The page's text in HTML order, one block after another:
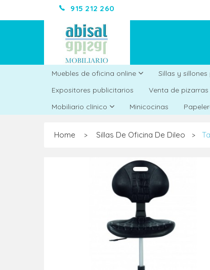
915 212 260
Muebles de oficina online Sillas y
Expositores publicitarios
Venta de
Mobiliario clínico
Minicocinas
Home > Sillas De Oficina De Dileo >